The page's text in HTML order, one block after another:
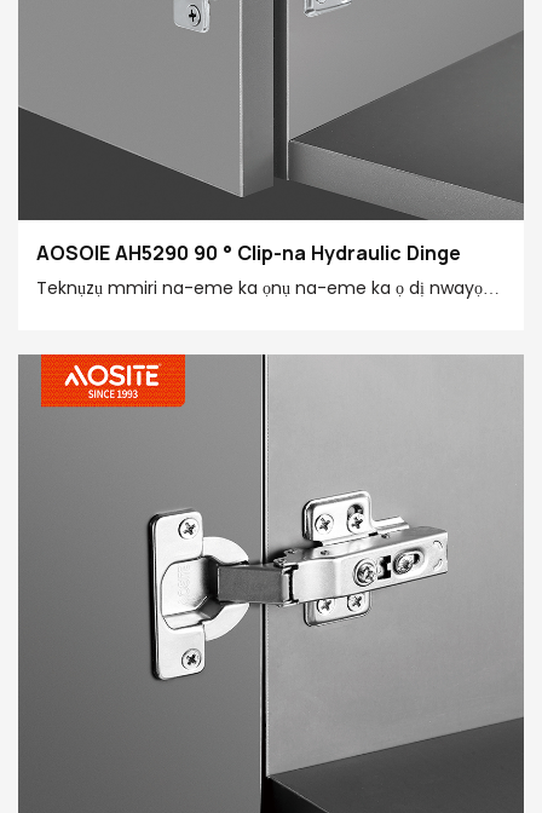
AOSOIE AH5290 90 ° Clip-na Hydraulic Dinge
Teknụzụ mmiri na-eme ka ọnụ na-eme ka ọ dị nwayọ
nrụnye mmegharị, na-eme ka ọ dị mfe ma na-eme ka
ahụmịhe dị mma